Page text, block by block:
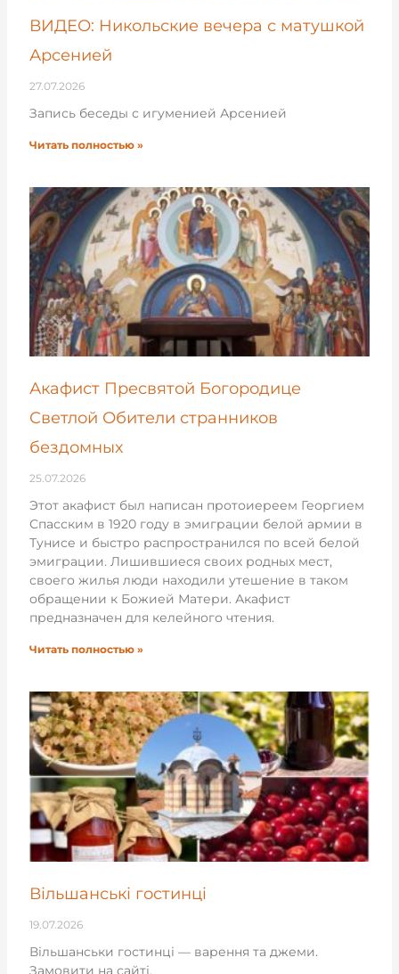
ВИДЕО: Никольские вечера с матушкой
Арсенией
27.07.2026
Запись беседы с игуменией Арсенией
Читать полностью »
Акафист Пресвятой Богородице
Светлой Обители странников
бездомных
25.07.2026
Этот акафист был написан протоиереем Георгием
Спасским в 1920 году в эмиграции белой армии в
Тунисе и быстро распространился по всей белой
эмиграции. Лишившиеся своих родных мест,
своего жилья люди находили утешение в таком
обращении к Божией Матери. Акафист
предназначен для келейного чтения.
Читать полностью »
Вільшанські гостинці
19.07.2026
Вільшанськи гостинці — варення та джеми.
Замовити на сайті.